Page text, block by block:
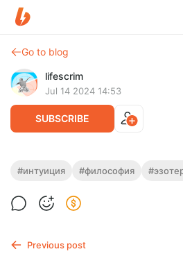
Go to blog
lifescrim
Jul 14 2024 14:53
SUBSCRIBE
ИНТУИЦИЯ
Прямая интуиция, как широкое и
природе, через которое вы
#интуиция #философия
Previous post